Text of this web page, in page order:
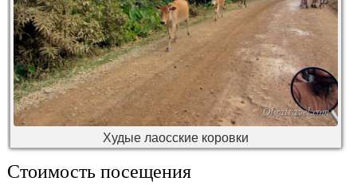
Худые лаосские коровки
Стоимость посещения